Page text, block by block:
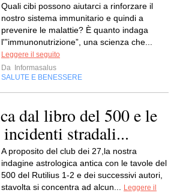
Quali cibi possono aiutarci a rinforzare il
nostro sistema immunitario e quindi a
prevenire le malattie? È quanto indaga
l'”immunonutrizione”, una scienza che...
Leggere il seguito
Da
Informasalus
SALUTE E BENESSERE
dal libro del 500 e le
stradali...
A proposito del club dei 27,la nostra
indagine astrologica antica con le tavole del
500 del Rutilius 1-2 e dei successivi autori,
stavolta si concentra ad alcun...
Leggere il